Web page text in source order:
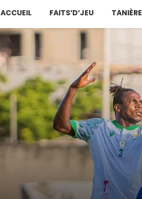
ACCUEIL FAITS’D’JEU TANIÈRE